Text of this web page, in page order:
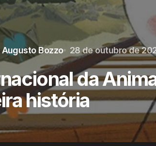
Bozzo 28 de outubro de
da
história